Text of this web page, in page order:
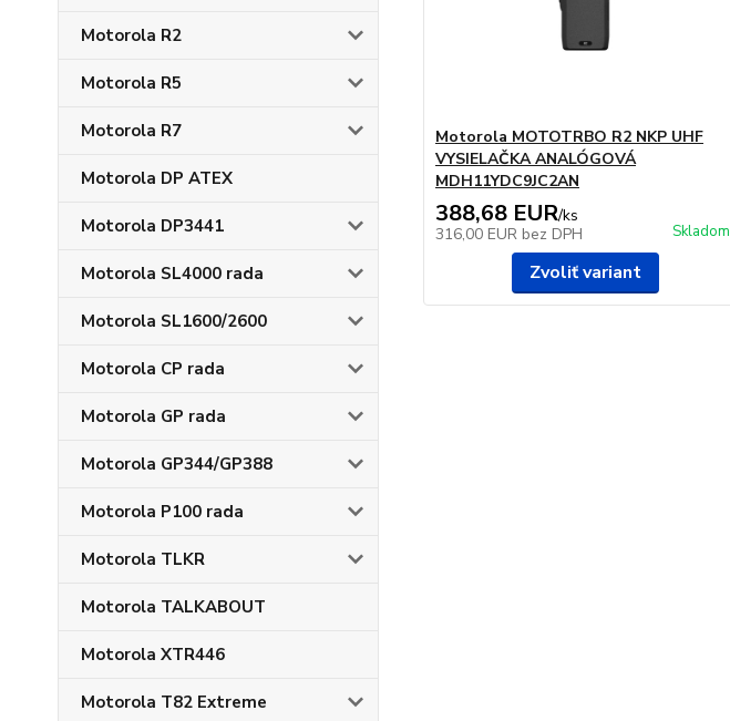
Motorola R2
Motorola R5
Motorola R7
Motorola DP ATEX
Motorola DP3441
Motorola SL4000 rada
Motorola SL1600/2600
Motorola CP rada
Motorola GP rada
Motorola GP344/GP388
Motorola P100 rada
Motorola TLKR
Motorola TALKABOUT
Motorola XTR446
Motorola T82 Extreme
Motorola MOTOTRBO R2 NKP UHF
VYSIELAČKA ANALÓGOVÁ
MDH11YDC9JC2AN
388,68 EUR/ks
316,00 EUR bez DPH Skladom
Zvoliť variant